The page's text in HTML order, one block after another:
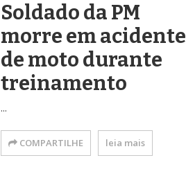
Soldado da PM
morre em acidente
de moto durante
treinamento
...
COMPARTILHE leia mais